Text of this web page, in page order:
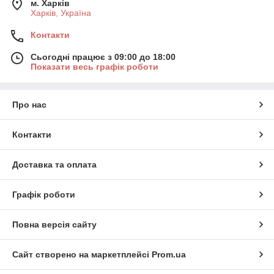
м. Харків
Харків, Україна
Контакти
Сьогодні працює з 09:00 до 18:00
Показати весь графік роботи
Про нас
Контакти
Доставка та оплата
Графік роботи
Повна версія сайту
Сайт створено на маркетплейсі Prom.ua